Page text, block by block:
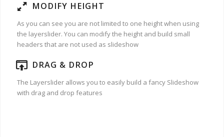
MODIFY HEIGHT
As you can see you are not limited to one height when using
the layerslider. You can modify the height and build small
headers that are not used as slideshow
DRAG & DROP
The Layerslider allows you to easily build a fancy Slideshow
with drag and drop features